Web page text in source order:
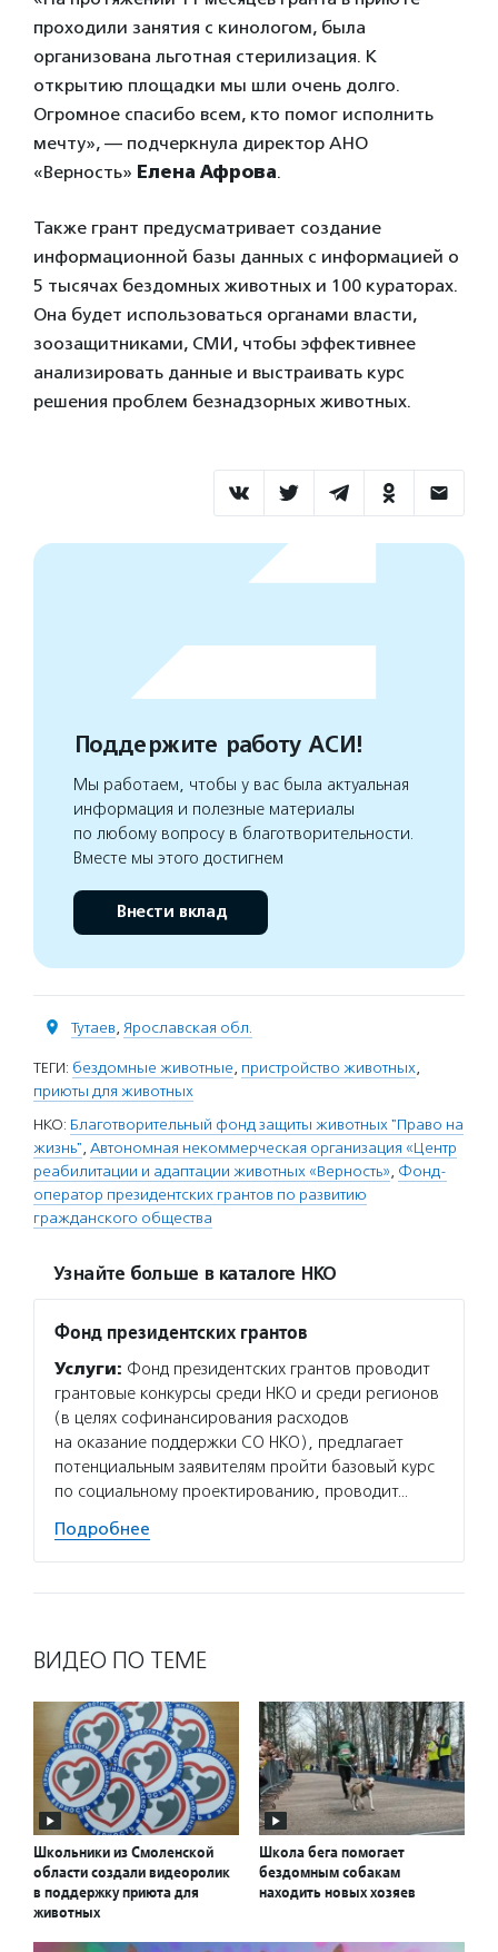
проходили занятия с кинологом, была
организована льготная стерилизация. К
открытию площадки мы шли очень долго.
Огромное спасибо всем, кто помог исполнить
мечту», — подчеркнула директор АНО
«Верность» Елена Афрова.
Также грант предусматривает создание
информационной базы данных с информацией о
5 тысячах бездомных животных и 100 кураторах.
Она будет использоваться органами власти,
зоозащитниками, СМИ, чтобы эффективнее
анализировать данные и выстраивать курс
решения проблем безнадзорных животных.
Поддержите работу АСИ!
Мы работаем, чтобы у вас была актуальная
информация и полезные материалы
по любому вопросу в благотворительности.
Вместе мы этого достигнем
Внести вклад
Тутаев, Ярославская обл.
ТЕГИ: бездомные животные, пристройство животных,
приюты для животных
НКО: Благотворительный фонд защиты животных "Право на
жизнь", Автономная некоммерческая организация «Центр
реабилитации и адаптации животных «Верность», Фонд-
оператор президентских грантов по развитию
гражданского общества
Узнайте больше в каталоге НКО
Фонд президентских грантов
Услуги: Фонд президентских грантов проводит
грантовые конкурсы среди НКО и среди регионов
(в целях софинансирования расходов
на оказание поддержки СО НКО), предлагает
потенциальным заявителям пройти базовый курс
по социальному проектированию, проводит…
Подробнее
ВИДЕО ПО ТЕМЕ
Школьники из Смоленской
области создали видеоролик
в поддержку приюта для
животных
Школа бега помогает
бездомным собакам
находить новых хозяев